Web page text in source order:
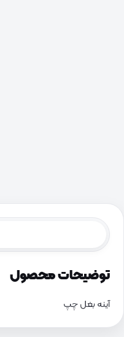
توضیحات محصول
آینه بغل چپ